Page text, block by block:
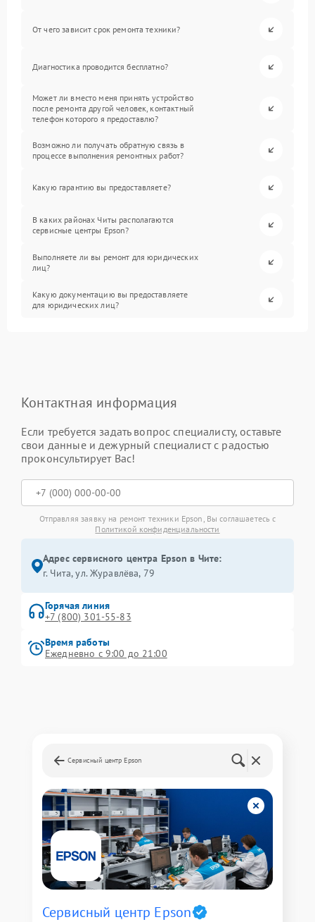
От чего зависит срок ремонта техники?
Диагностика проводится бесплатно?
Может ли вместо меня принять устройство
после ремонта другой человек, контактный
телефон которого я предоставлю?
Возможно ли получать обратную связь в
процессе выполнения ремонтных работ?
Какую гарантию вы предоставляете?
В каких районах Читы располагаются
сервисные центры Epson?
Выполняете ли вы ремонт для юридических
лиц?
Какую документацию вы предоставляете
для юридических лиц?
Контактная информация
Если требуется задать вопрос специалисту, оставьте
свои данные и дежурный специалист с радостью
проконсультирует Вас!
Отправляя заявку на ремонт техники Epson, Вы соглашаетесь с
Политикой конфиденциальности
Адрес сервисного центра Epson в Чите:
г. Чита, ул. Журавлёва, 79
Горячая линия
+7 (800) 301-55-83
Время работы
Ежедневно с 9:00 до 21:00
Сервисный центр Epson
Сервисный центр Epson